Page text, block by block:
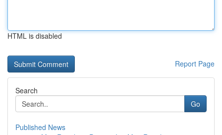
HTML is disabled
Report Page
Search
Go
Published News